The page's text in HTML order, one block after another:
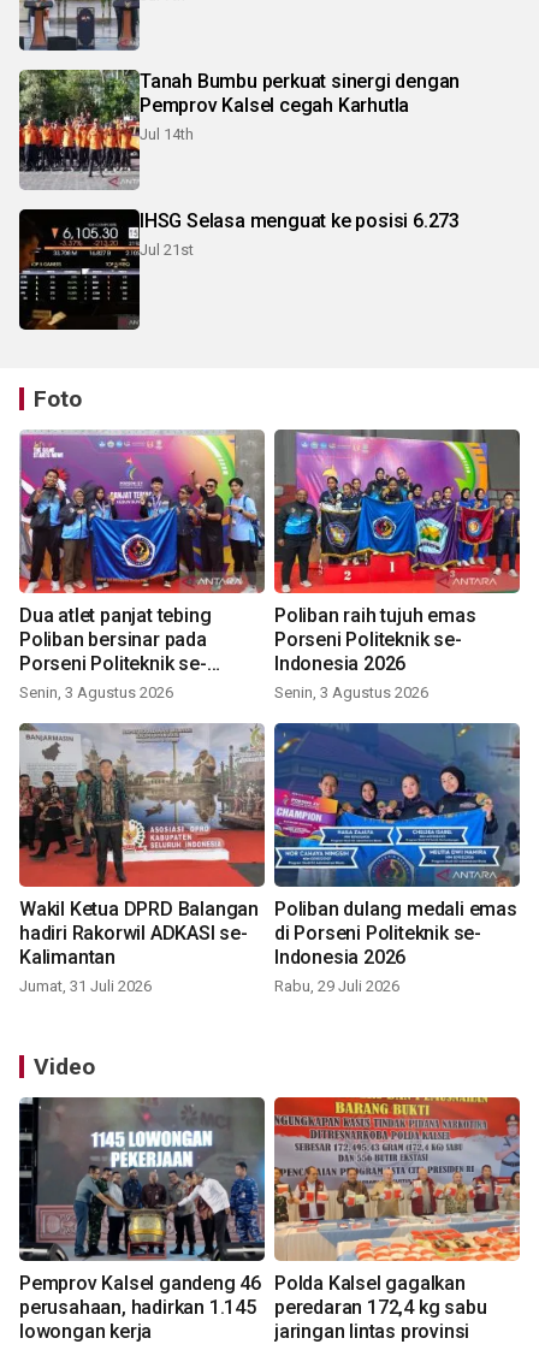
Tanah Bumbu perkuat sinergi dengan
Pemprov Kalsel cegah Karhutla
Jul 14th
IHSG Selasa menguat ke posisi 6.273
Jul 21st
Foto
Dua atlet panjat tebing
Poliban bersinar pada
Porseni Politeknik se-
Indonesia 2026
Senin, 3 Agustus 2026
Poliban raih tujuh emas
Porseni Politeknik se-
Indonesia 2026
Senin, 3 Agustus 2026
Wakil Ketua DPRD Balangan
hadiri Rakorwil ADKASI se-
Kalimantan
Jumat, 31 Juli 2026
Poliban dulang medali emas
di Porseni Politeknik se-
Indonesia 2026
Rabu, 29 Juli 2026
Video
Pemprov Kalsel gandeng 46
perusahaan, hadirkan 1.145
lowongan kerja
Polda Kalsel gagalkan
peredaran 172,4 kg sabu
jaringan lintas provinsi